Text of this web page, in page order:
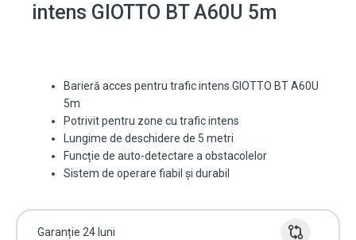
intens GIOTTO BT A60U 5m
Barieră acces pentru trafic intens GIOTTO BT A60U
5m
Potrivit pentru zone cu trafic intens
Lungime de deschidere de 5 metri
Funcție de auto-detectare a obstacolelor
Sistem de operare fiabil și durabil
Garanție 24 luni